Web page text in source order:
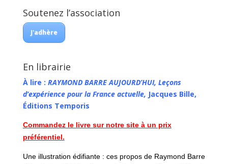
Soutenez l’association
J'adhère
En librairie
À lire : RAYMOND BARRE AUJOURD’HUI, Leçons
d’expérience pour la France actuelle, Jacques Bille,
Éditions Temporis
Commandez le livre sur notre site à un prix
préférentiel.
Une illustration édifiante : ces propos de Raymond Barre